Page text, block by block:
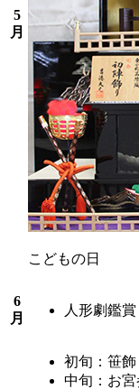
5
月
こどもの日
6
月
人形劇鑑賞
初旬：笹
中旬：お宮